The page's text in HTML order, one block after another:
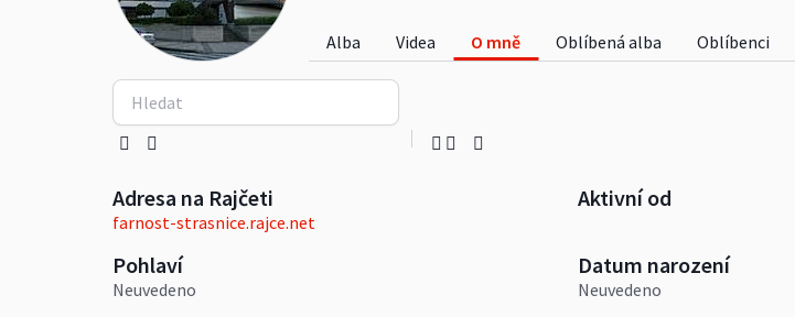
Alba Videa O mně Oblíbená alba Oblíbenci
Adresa na Rajčeti
farnost-strasnice.rajce.net
Aktivní od
Pohlaví
Neuvedeno
Datum narození
Neuvedeno